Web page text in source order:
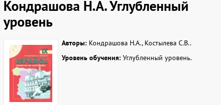
Кондрашова Н.А. Углубленный
уровень
Авторы: Кондрашова Н.А., Костылева С.В..
Уровень обучения:Углубленный уровень.